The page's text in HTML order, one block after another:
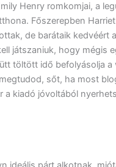
Henry romkomjai, a
Főszerepben
de barátaik kedvéért
játszaniuk, hogy mégis
töltött idő befolyásolja a
sőt, ha most
a kiadó jóvoltából